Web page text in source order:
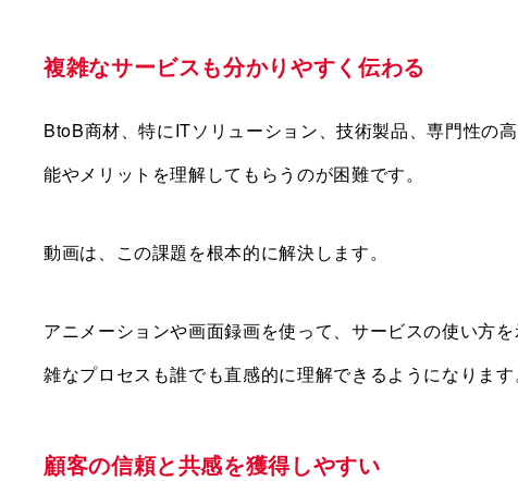
複雑なサービスも分かりやすく伝わる
BtoB商材、特にITソリューション、技術製品、専門性の
能やメリットを理解してもらうのが困難です。
動画は、この課題を根本的に解決します。
アニメーションや画面録画を使って、サービスの使い方
雑なプロセスも誰でも直感的に理解できるようになります
顧客の信頼と共感を獲得しやすい